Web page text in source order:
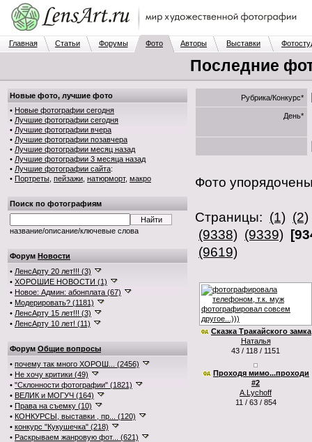
Главная Статьи Форумы Фото Авторы Выставки
Последние
Новые фото, лучшие фото
• Новые фотографии сегодня
• Лучшие фотографии сегодня
• Лучшие фотографии вчера
• Лучшие фотографии позавчера
• Лучшие фотографии месяц назад
• Лучшие фотографии 3 месяца назад
• Лучшие фотографии сайта:
• Портреты пейзажи натюрморт, макро
Поиск по фотографиям
название/описание/ключевые слова
Форум Новости
• ЛенсАрту 20 лет!!! (3)
• ХОРОШИЕ НОВОСТИ (1)
• Новое: Админ: абонплата (67)
• Модерировать? (1181)
• ЛенсАрту 15 лет!!! (3)
• ЛенсАрту 10 лет! (11)
Форум Общие вопросы
• почему так много ХОРОШ... (2456)
• Не хочу критики (49)
• "Склонности фотографии" (1821)
• ВЕЛИК и МОГУЧ (164)
• Права на съемку (10)
• КОНКУРСЫ, выставки , пр... (120)
• конкурс "Кукушечка" (218)
• Раскрываем жанровую фот... (621)
Рубрика/Конкурс*
День*
Фото
Страницы: (1) (2)
(9338) (9339)
(9619)
Сказка Тракайского замка
Наталья
43 / 118 / 1151
Проходя мимо...проходи
#2
A.Lychoff
11 / 63 / 854